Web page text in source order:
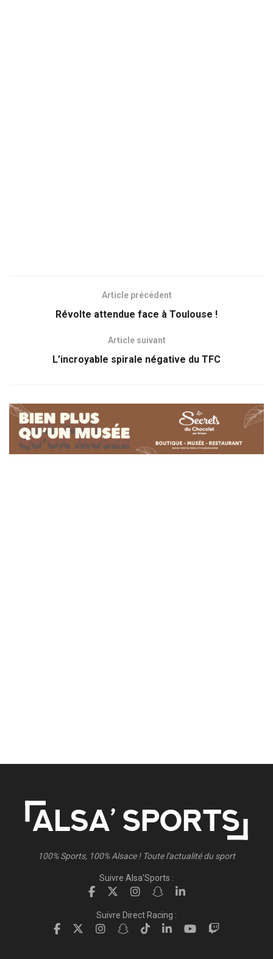
Article précédent
Révolte attendue face à Toulouse !
Article suivant
L’incroyable spirale négative du TFC
100% Sports, 100% Alsace ! Toute l'actualité du sport
Suivre Alsa'Sports :
Suivre Direct Racing :